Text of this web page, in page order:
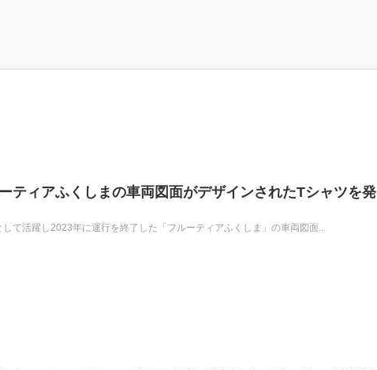
ティアふくしまの車両図面がデザインされたTシャツを発
て活躍し2023年に運行を終了した「フルーティアふくしま」の車両図面...